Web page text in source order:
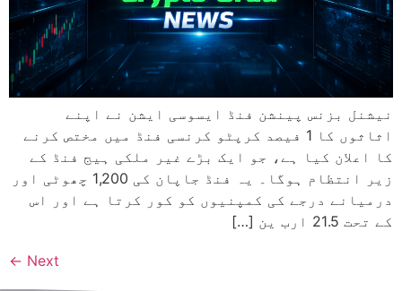
نیشنل بزنس پینشن فنڈ ایسوسی ایشن نے اپنے
اثاثوں کا 1 فیصد کرپٹو کرنسی فنڈ میں مختص کرنے
کا اعلان کیا ہے، جو ایک بڑے غیر ملکی ہیج فنڈ کے
زیر انتظام ہوگا۔ یہ فنڈ جاپان کی 1,200 چھوٹی اور
درمیانے درجے کی کمپنیوں کو کور کرتا ہے اور اس
کے تحت 21.5 ارب ین […]
Next
←